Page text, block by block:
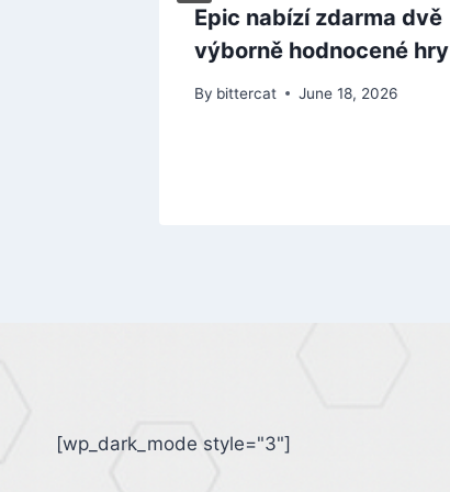
Epic nabízí zdarma dvě
výborně hodnocené hry
By bittercat June 18, 2026
[wp_dark_mode style="3"]